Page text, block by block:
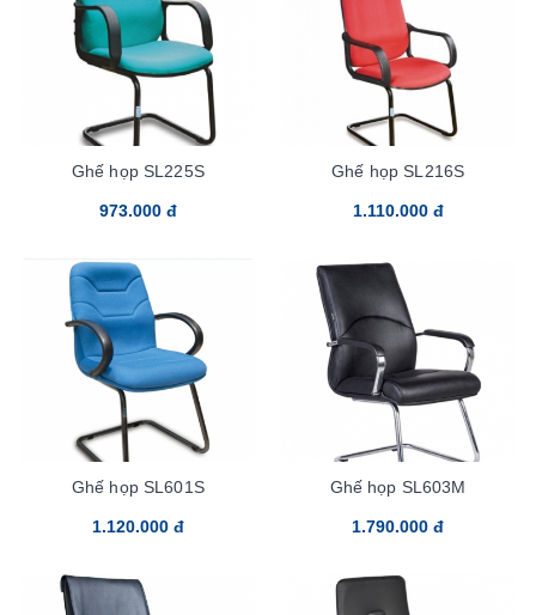
Ghế họp SL225S
973.000 đ
Ghế họp SL216S
1.110.000 đ
Ghế họp SL601S
1.120.000 đ
Ghế họp SL603M
1.790.000 đ